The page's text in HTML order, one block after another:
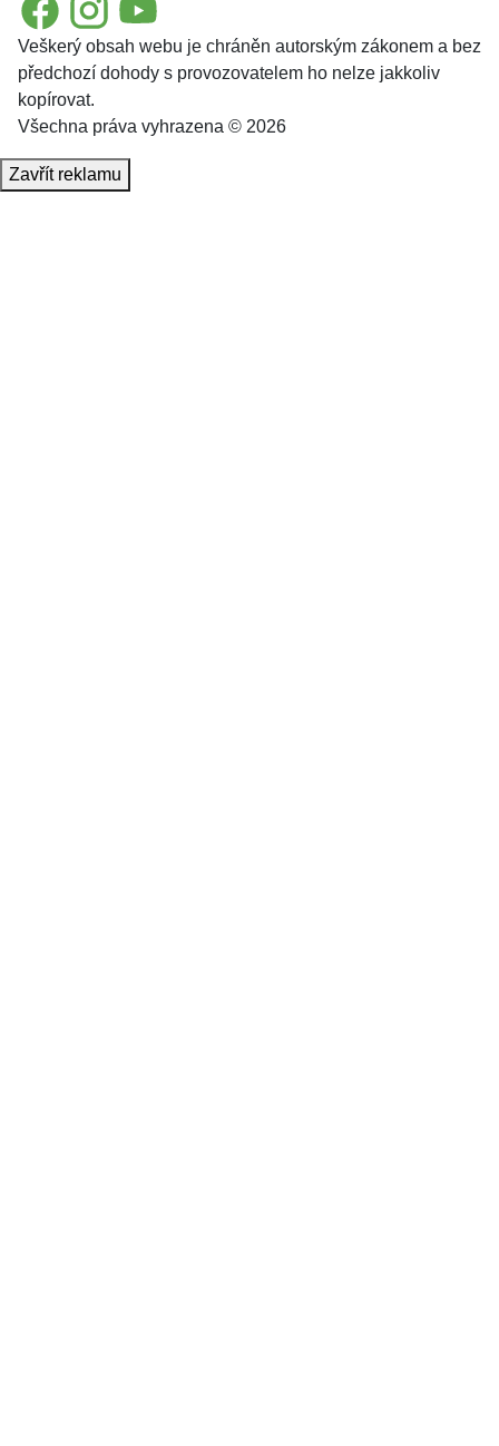
Veškerý obsah webu je chráněn autorským zákonem a bez
předchozí dohody s provozovatelem ho nelze jakkoliv
kopírovat.
Všechna práva vyhrazena © 2026
Zavřít reklamu